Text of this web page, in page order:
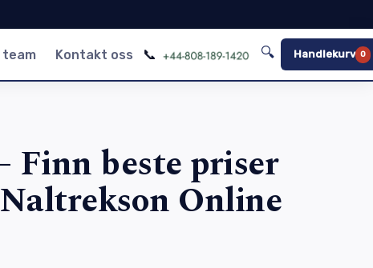
Kontakt oss 📞 🔍 Handlekurv 0
Finn beste priser
Online